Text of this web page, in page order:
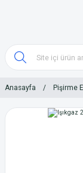
Anasayfa Pişirme